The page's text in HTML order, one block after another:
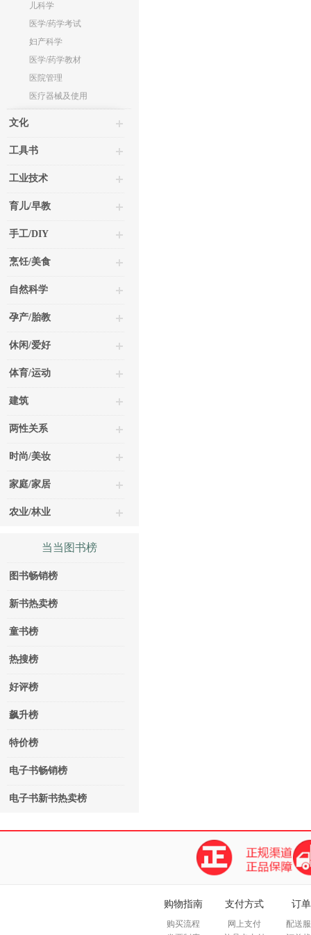
儿科学
医学/药学考试
妇产科学
医学/药学教材
医院管理
医疗器械及使用
文化
工具书
工业技术
育儿/早教
手工/DIY
烹饪/美食
自然科学
孕产/胎教
休闲/爱好
体育/运动
建筑
两性关系
时尚/美妆
家庭/家居
农业/林业
当当图书榜
图书畅销榜
新书热卖榜
童书榜
热搜榜
好评榜
飙升榜
特价榜
电子书畅销榜
电子书新书热卖榜
购物指南
购买流程
支付方式
网上支付
订
配送